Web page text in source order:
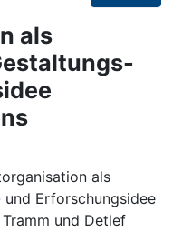
als
als
Erforschungsidee
und Detlef